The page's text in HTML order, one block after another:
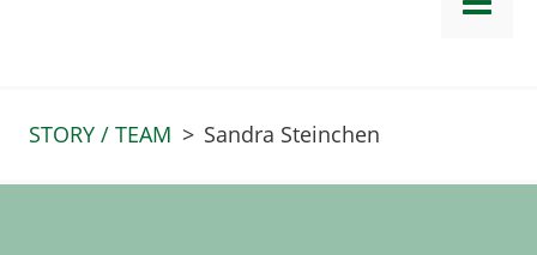
STORY / TEAM > Sandra Steinchen